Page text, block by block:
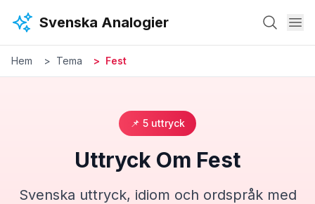
Svenska Analogier
Hem Tema Fest
📌 5 uttryck
Uttryck Om Fest
Svenska uttryck, idiom och ordspråk med